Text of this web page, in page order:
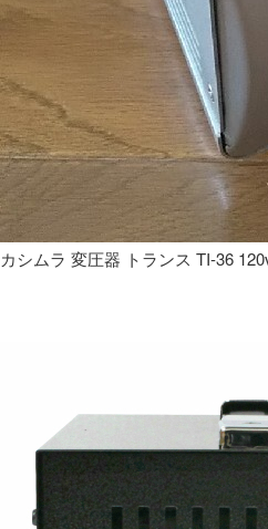
カシムラ 変圧器 トランス TI-36